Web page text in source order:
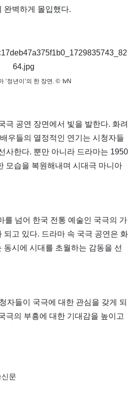
완벽하게 몰입했다.
‘정년이’의 한 장면. © tvN
극 공연 장면에서 빛을 발한다. 화려
우들의 열정적인 연기는 시청자들
사한다. 뿐만 아니라 드라마는 1950
모습을 복원해내며 시대극 마니아
를 넘어 한국 전통 예술인 국극의 가
되고 있다. 드라마 속 국극 공연은 화
동시에 시대를 초월하는 감동을 선
자들이 국극에 대한 관심을 갖게 되
극의 부흥에 대한 기대감을 높이고
문